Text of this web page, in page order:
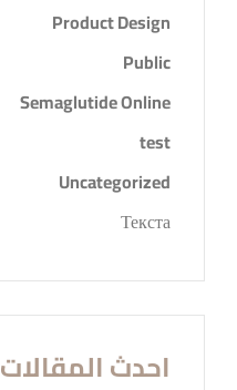
Product Design
Public
Semaglutide Online
test
Uncategorized
Текста
احدث المقالات